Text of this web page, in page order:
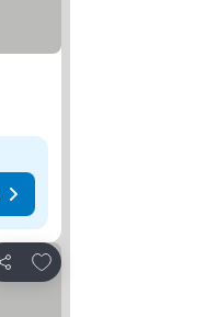
Condividi
Aggiungi ai preferiti